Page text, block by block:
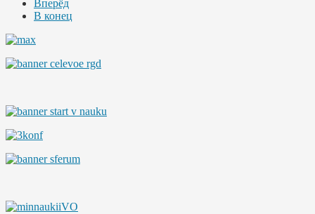
Вперёд
В конец